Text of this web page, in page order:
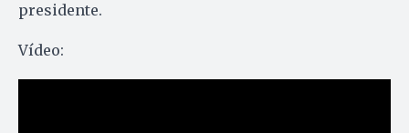
presidente.
Vídeo: